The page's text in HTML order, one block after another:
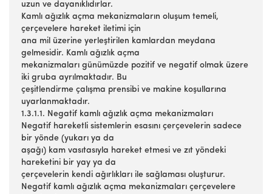
uzun ve dayanıklıdırlar.
Kamlı ağızlık açma mekanizmaların oluşum temeli,
çerçevelere hareket iletimi için
ana mil üzerine yerleştirilen kamlardan meydana
gelmesidir. Kamlı ağızlık açma
mekanizmaları günümüzde pozitif ve negatif olmak üzere
iki gruba ayrılmaktadır. Bu
çeşitlendirme çalışma prensibi ve makine koşullarına
uyarlanmaktadır.
1.3.1.1. Negatif kamlı ağızlık açma mekanizmaları
Negatif hareketli sistemlerin esasını çerçevelerin sadece
bir yönde (yukarı ya da
aşağı) kam vasıtasıyla hareket etmesi ve zıt yöndeki
hareketini bir yay ya da
çerçevelerin kendi ağırlıkları ile sağlaması oluşturur.
Negatif kamlı ağızlık açma mekanizmaları çerçevelere